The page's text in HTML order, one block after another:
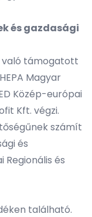
és gazdasági
való támogatott
HEPA Magyar
Közép-európai
Kft. végzi.
számít
és
Regionális és
található.